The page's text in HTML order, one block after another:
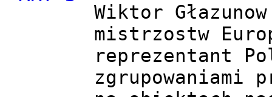
Wiktor
mistrzostw
reprezentant
zgrupowaniami